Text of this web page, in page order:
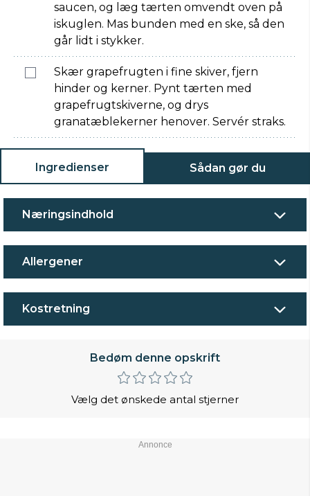
saucen, og læg tærten omvendt oven på
iskuglen. Mas bunden med en ske, så den
går lidt i stykker.
Skær grapefrugten i fine skiver, fjern
hinder og kerner. Pynt tærten med
grapefrugtskiverne, og drys
granatæblekerner henover. Servér straks.
Ingredienser Sådan gør du
Næringsindhold
Allergener
Kostretning
Bedøm denne opskrift
Vælg det ønskede antal stjerner